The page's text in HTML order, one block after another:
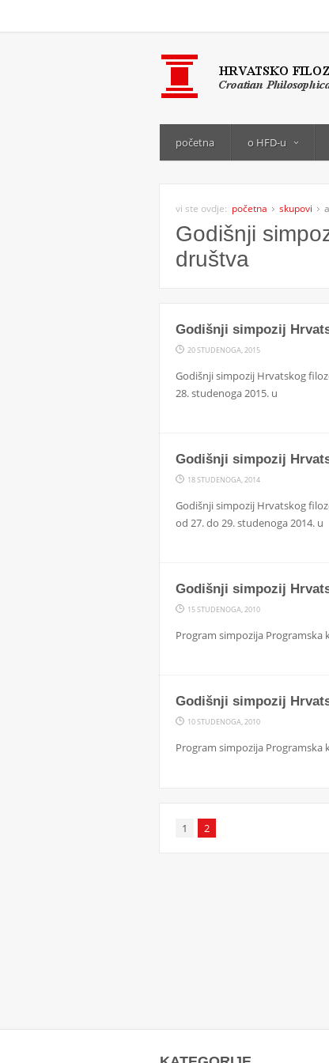
početna o HFD-u
vi ste ovdje: početna skupovi
Godišnji
društva
Godišnji simpozij
20 STUDENOGA, 2015
Godišnji simpozij Hrvatskog
28. studenoga 2015. u
Godišnji simpozij
18 STUDENOGA, 2014
Godišnji simpozij Hrvatskog
od 27. do 29. studenoga 2014. u
Godišnji simpozij
15 STUDENOGA, 2010
Program simpozija Programska
Godišnji simpozij
10 STUDENOGA, 2010
Program simpozija Programska
1 2